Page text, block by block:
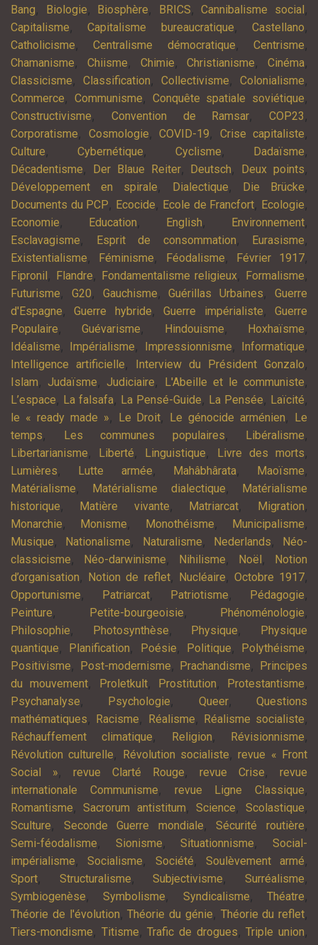
Bang, Biologie, Biosphère, BRICS,Cannibalisme social,
Capitalisme,Capitalisme bureaucratique,Castellano,
Catholicisme,Centralisme démocratique,Centrisme,
Chamanisme, Chiisme, Chimie,Christianisme, Cinéma,
Classicisme, Classification, Collectivisme, Colonialisme,
Commerce, Communisme, Conquête spatiale soviétique,
Constructivisme, Convention de Ramsar, COP23 ,
Corporatisme, Cosmologie, COVID-19, Crise capitaliste,
Culture, Cybernétique, Cyclisme, Dadaïsme,
Décadentisme, Der Blaue Reiter, Deutsch, Deux points,
Développement en spirale, Dialectique, Die Brücke,
Documents du PCP, Ecocide, Ecole de Francfort, Ecologie,
Economie, Education, English, Environnement,
Esclavagisme, Esprit de consommation, Eurasisme,
Existentialisme, Féminisme, Féodalisme, Février 1917,
Fipronil, Flandre, Fondamentalisme religieux, Formalisme,
Futurisme, G20, Gauchisme,Guérillas Urbaines,Guerre
d'Espagne,Guerre hybride,Guerre impérialiste,Guerre
Populaire,Guévarisme, Hindouisme, Hoxhaïsme,
Idéalisme, Impérialisme, Impressionnisme, Informatique,
Intelligence artificielle, Interview du Président Gonzalo,
Islam, Judaïsme, Judiciaire, L'Abeille et le communiste,
L’espace, La falsafa, La Pensé-Guide, La Pensée, Laïcité,
le « ready made », Le Droit, Le génocide arménien, Le
temps, Les communes populaires, Libéralisme,
Libertarianisme, Liberté, Linguistique, Livre des morts,
Lumières, Lutte armée, Mahâbhârata, Maoïsme,
Matérialisme, Matérialisme dialectique, Matérialisme
historique, Matière vivante, Matriarcat, Migration,
Monarchie, Monisme, Monothéisme, Municipalisme,
Musique, Nationalisme, Naturalisme, Nederlands, Néo-
classicisme, Néo-darwinisme, Nihilisme, Noël, Notion
d’organisation, Notion de reflet, Nucléaire, Octobre 1917,
Opportunisme, Patriarcat, Patriotisme, Pédagogie,
Peinture, Petite-bourgeoisie, Phénoménologie,
Philosophie, Photosynthèse, Physique, Physique
quantique, Planification, Poésie, Politique, Polythéisme,
Positivisme, Post-modernisme, Prachandisme, Principes
du mouvement, Proletkult, Prostitution, Protestantisme,
Psychanalyse, Psychologie, Queer,Questions
mathématiques, Racisme, Réalisme, Réalisme socialiste,
Réchauffement climatique, Religion, Révisionnisme,
Révolution culturelle, Révolution socialiste,revue « Front
Social », revue Clarté Rouge, revue Crise, revue
internationale Communisme, revue Ligne Classique,
Romantisme,Sacrorum antistitum, Science, Scolastique,
Sculture, Seconde Guerre mondiale,Sécurité routière,
Semi-féodalisme, Sionisme,Situationnisme,Social-
impérialisme,Socialisme, Société, Soulèvement armé,
Sport, Structuralisme,Subjectivisme,Surréalisme,
Symbiogenèse,Symbolisme, Syndicalisme,Théatre,
Théorie de l'évolution,Théorie du génie, Théorie du reflet,
Tiers-mondisme, Titisme,Trafic de drogues,Triple union,